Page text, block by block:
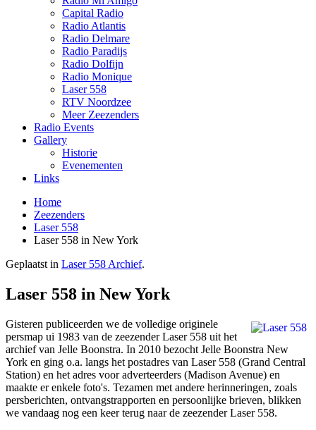
Capital Radio
Radio Atlantis
Radio Delmare
Radio Paradijs
Radio Dolfijn
Radio Monique
Laser 558
RTV Noordzee
Meer Zeezenders
Radio Events
Gallery
Historie
Evenementen
Links
Home
Zeezenders
Laser 558
Laser 558 in New York
Geplaatst in Laser 558 Archief.
Laser 558 in New York
Gisteren publiceerden we de volledige originele
persmap ui 1983 van de zeezender Laser 558 uit het
archief van Jelle Boonstra. In 2010 bezocht Jelle Boonstra New
York en ging o.a. langs het postadres van Laser 558 (Grand Central
Station) en het adres voor adverteerders (Madison Avenue) en
maakte er enkele foto's. Tezamen met andere herinneringen, zoals
persberichten, ontvangstrapporten en persoonlijke brieven, blikken
we vandaag nog een keer terug naar de zeezender Laser 558.